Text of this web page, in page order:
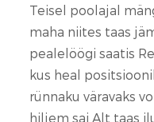
Teisel poolajal
maha niites taas
pealelöögi saatis
kus heal
rünnaku väravaks
hiljem sai Alt taas